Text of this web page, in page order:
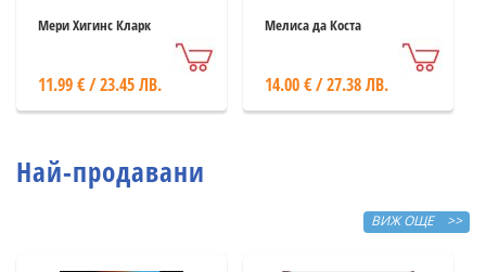
Мери Хигинс Кларк
11.99 € / 23.45 ЛВ.
Мелиса да Коста
14.00 € / 27.38 ЛВ.
Най-продавани
ВИЖ ОЩЕ >>